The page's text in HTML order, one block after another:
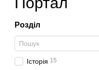
Розділ
Історія 15